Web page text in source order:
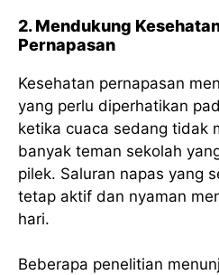
2. Mendukung
Pernapasan
Kesehatan pernapasan
yang perlu diperhatikan
ketika cuaca sedang tidak
banyak teman sekolah
pilek. Saluran napas yang
tetap aktif dan nyaman
hari.
Beberapa penelitian